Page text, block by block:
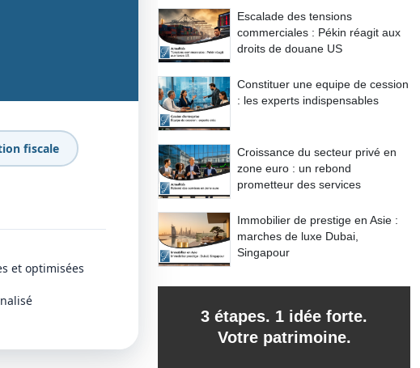
fiscale
et optimisées
Escalade des tensions
commerciales : Pékin réagit aux
droits de douane US
Constituer une equipe de cession
: les experts indispensables
Croissance du secteur privé en
zone euro : un rebond
prometteur des services
Immobilier de prestige en Asie :
marches de luxe Dubai,
Singapour
3 étapes. 1 idée forte.
Votre patrimoine.